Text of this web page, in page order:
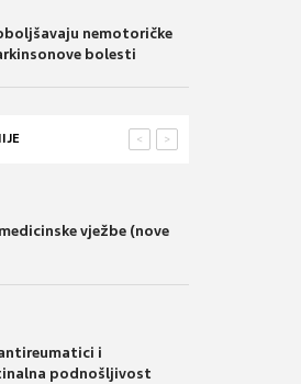
nemotoričke
bolesti
>
<
vježbe (nove
i
podnošljivost